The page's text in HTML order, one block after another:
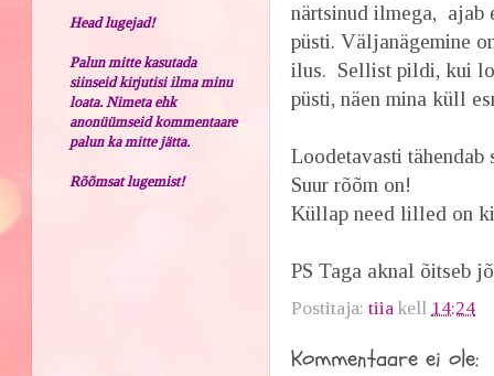
närtsinud ilmega, ajab
püsti. Väljanägemine
ilus. Sellist pildi, kui
püsti, näen mina küll
Loodetavasti tähendab
Suur rõõm on!
Küllap need lilled on
PS Taga aknal õitseb
Postitaja:tiia kell 14:24
Kommentaare ei ole:
Head lugejad!
Palun mitte kasutada
siinseid kirjutisi ilma minu
loata. Nimeta ehk
anonüümseid kommentaare
palun ka mitte jätta.
Rõõmsat lugemist!